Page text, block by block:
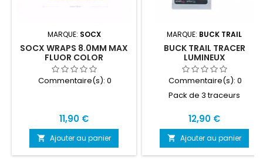
MARQUE: SOCX
SOCX WRAPS 8.0MM MAX
FLUOR COLOR
Commentaire(s): 0
Prix
11,90 €
 Ajouter au panier
MARQUE: BUCK TRAIL
BUCK TRAIL TRACER
LUMINEUX
Commentaire(s): 0
Pack de 3 traceurs
Prix
12,90 €
 Ajouter au panier